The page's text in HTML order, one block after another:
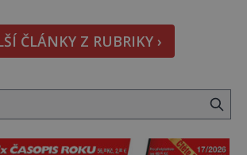
map záhadný kontinent Terra
zemi. Proč? Do jisté míry to byl
ČLÁNKY Z RUBRIKY ›